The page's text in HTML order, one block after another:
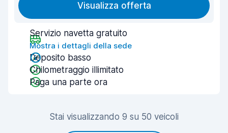
Visualizza offerta
Servizio navetta gratuito
Mostra i dettagli della sede
Deposito basso
Chilometraggio illimitato
Paga una parte ora
Stai visualizzando 9 su 50 veicoli